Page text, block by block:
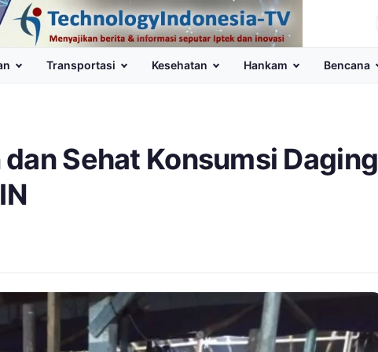
Transportasi Kesehatan Hankam Bencana
Sehat Konsumsi Daging